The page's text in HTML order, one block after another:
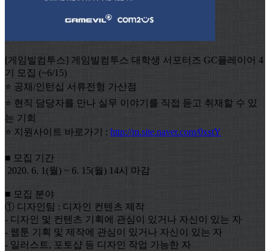
[게임빌컴투스] 게임빌컴투스 대학생 서포터즈 GC플레이어 4
기 모집 (~6/15)
⭐ 공채/인턴십 서류전형 가산점
⭐ 현직 담당자를 만나 실무 이야기를 직접 듣고 취재할 수 있
는 기회
⭐ 지원사이트 바로가기 : http://m.site.naver.com/0xstY
■ 모집 기간
2020. 6. 1(월) ~ 6. 15(월) 14시 마감
■ 모집 분야
① 디자인팀 : 디자인 컨텐츠 제작
- 디자인 및 컨텐츠 기획에 관심이 있거나 자신이 있는 자
- 웹툰 기획 및 제작에 관심이 있거나 자신이 있는 자
- 일러스트, 포토샵 등 디자인 작업 가능한 자